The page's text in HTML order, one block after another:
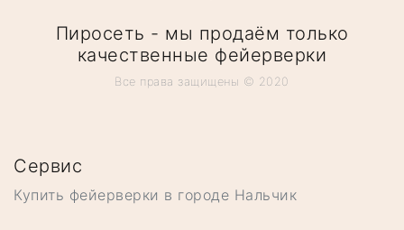
Пиросеть - мы продаём только
качественные фейерверки
Все права защищены © 2020
Сервис
Купить фейерверки в городе Нальчик